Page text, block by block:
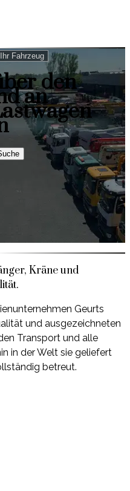
Fahrzeug
den
an
Kräne und
Geurts
und ausgezeichneten
Transport und alle
in der Welt sie geliefert
betreut.